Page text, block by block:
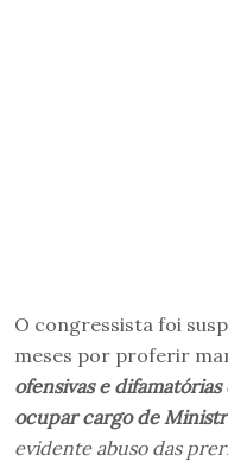
O congressista foi
meses por proferir
ofensivas e
ocupar cargo de
evidente abuso das